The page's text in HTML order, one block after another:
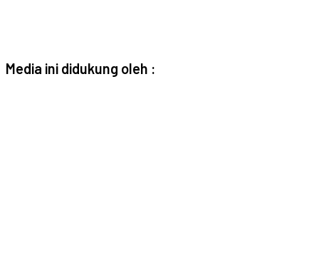
Media ini didukung oleh :